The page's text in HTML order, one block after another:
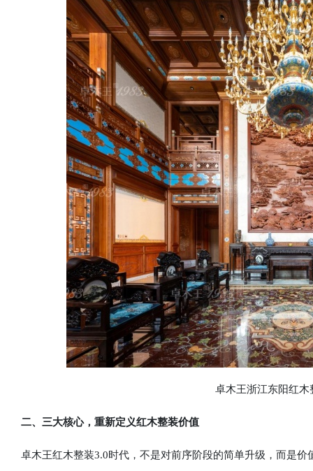
卓木王浙江东阳红木
二、三大核心，重新定义红木整装价值
卓木王红木整装3.0时代，不是对前序阶段的简单升级，而是价